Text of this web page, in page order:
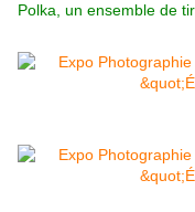
Polka, un ensemble de